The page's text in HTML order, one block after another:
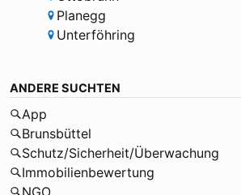
Planegg
Unterföhring
ANDERE SUCHTEN
App
Brunsbüttel
Schutz/Sicherheit/Überwachung
Immobilienbewertung